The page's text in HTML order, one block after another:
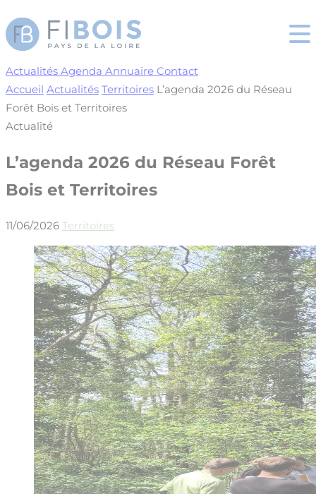
Actualités Agenda Annuaire Contact
Accueil Actualités Territoires L’agenda 2026 du Réseau
Forêt Bois et Territoires
Actualité
L’agenda 2026 du Réseau Forêt
Bois et Territoires
11/06/2026 Territoires